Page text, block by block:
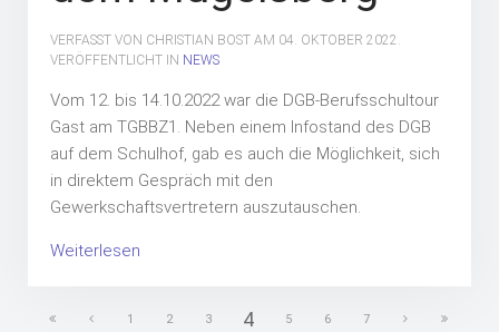
VERFASST VON CHRISTIAN BOST AM 04. OKTOBER 2022.
VERÖFFENTLICHT IN NEWS
Vom 12. bis 14.10.2022 war die DGB-Berufsschultour
Gast am TGBBZ1. Neben einem Infostand des DGB
auf dem Schulhof, gab es auch die Möglichkeit, sich
in direktem Gespräch mit den
Gewerkschaftsvertretern auszutauschen.
Weiterlesen
1 2 3 4 5 6 7